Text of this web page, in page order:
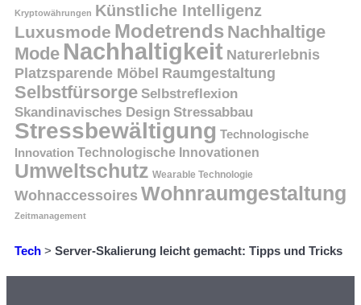
Kryptowährungen Künstliche Intelligenz
Luxusmode Modetrends Nachhaltige
Mode Nachhaltigkeit Naturerlebnis
Platzsparende Möbel Raumgestaltung
Selbstfürsorge Selbstreflexion
Skandinavisches Design Stressabbau
Stressbewältigung Technologische
Innovation Technologische Innovationen
Umweltschutz Wearable Technologie
Wohnaccessoires Wohnraumgestaltung
Zeitmanagement
Tech > Server-Skalierung leicht gemacht: Tipps und Tricks